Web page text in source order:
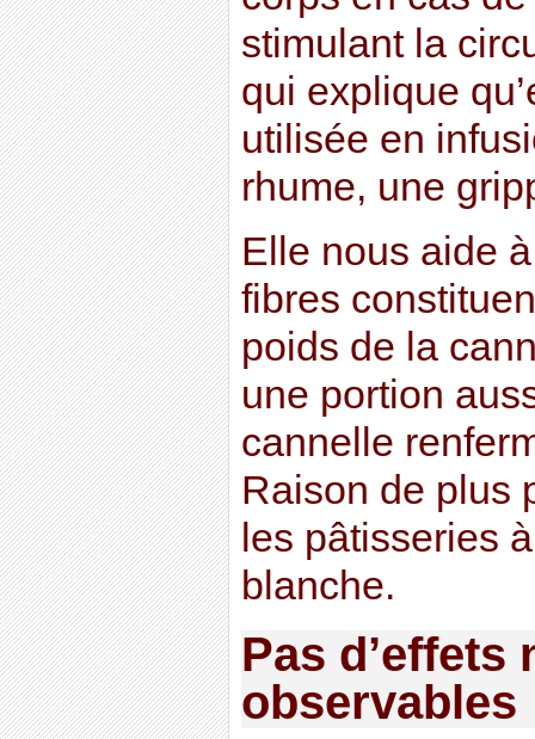
stimulant la
qui explique
utilisée en
rhume, une
Elle nous aide
fibres
poids de la
une portion
cannelle
Raison de plus
les pâtisseries
blanche.
Pas d’effets
observables